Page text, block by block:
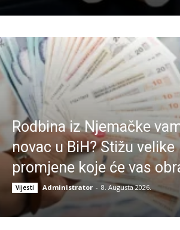
Rodbina iz Njemačke
novac u BiH? Stižu velike
promjene koje će vas
Vijesti Administrator - 8. Augusta 2026.